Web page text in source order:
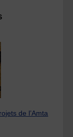
de l’Amta